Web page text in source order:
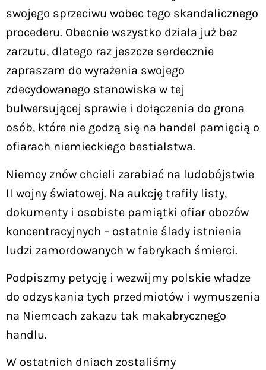
swojego sprzeciwu wobec tego skandalicznego
procederu. Obecnie wszystko działa już bez
zarzutu, dlatego raz jeszcze serdecznie
zapraszam do wyrażenia swojego
zdecydowanego stanowiska w tej
bulwersującej sprawie i dołączenia do grona
osób, które nie godzą się na handel pamięcią o
ofiarach niemieckiego bestialstwa.
Niemcy znów chcieli zarabiać na ludobójstwie
II wojny światowej. Na aukcję trafiły listy,
dokumenty i osobiste pamiątki ofiar obozów
koncentracyjnych – ostatnie ślady istnienia
ludzi zamordowanych w fabrykach śmierci.
Podpiszmy petycję i wezwijmy polskie władze
do odzyskania tych przedmiotów i wymuszenia
na Niemcach zakazu tak makabrycznego
handlu.
W ostatnich dniach zostaliśmy